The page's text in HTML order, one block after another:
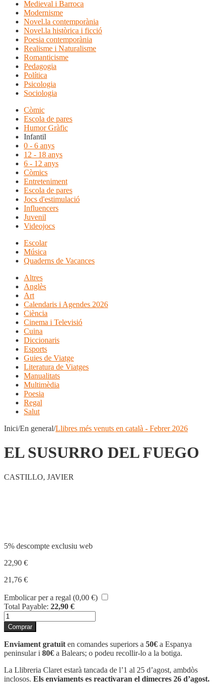
Medieval i Barroca
Modernisme
Novel.la contemporània
Novel.la històrica i ficció
Poesia contemporània
Realisme i Naturalisme
Romanticisme
Pedagogia
Política
Psicologia
Sociologia
Còmic
Escola de pares
Humor Gràfic
Infantil
0 - 6 anys
12 - 18 anys
6 - 12 anys
Còmics
Entreteniment
Escola de pares
Jocs d'estimulació
Influencers
Juvenil
Videojocs
Escolar
Música
Quaderns de Vacances
Altres
Anglès
Art
Calendaris i Agendes 2026
Ciència
Cinema i Televisió
Cuina
Diccionaris
Esports
Guies de Viatge
Literatura de Viatges
Manualitats
Multimèdia
Poesia
Regal
Salut
Inici/En general/Llibres més venuts en català - Febrer 2026
EL SUSURRO DEL FUEGO
CASTILLO, JAVIER
5% descompte exclusiu web
22,90 €
21,76 €
Embolicar per a regal (0,00 €)
Total Payable: 22,90 €
quantitat
de
EL
SUSURRO
DEL
FUEGO
Comprar
Enviament gratuït en comandes superiors a 50€ a Espanya
peninsular i 80€ a Balears; o podeu recollir-lo a la botiga.
La Llibreria Claret estarà tancada de l’1 al 25 d’agost, ambdòs
inclosos. Els enviaments es reactivaran el dimecres 26 d’agost.